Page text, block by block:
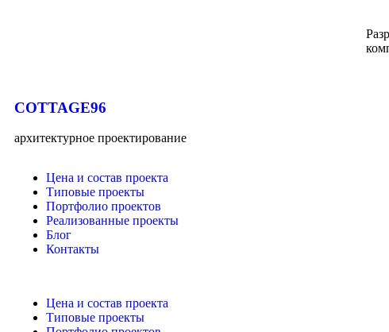
COTTAGE96
архитектурное проектирование
Цена и состав проекта
Типовые проекты
Портфолио проектов
Реализованные проекты
Блог
Контакты
Цена и состав проекта
Типовые проекты